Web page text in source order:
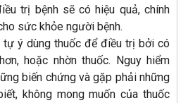
trị bệnh sẽ có hiệu quả, chính
sức khỏe người bệnh.
tự ý dùng thuốc để điều trị bởi có
hoặc nhờn thuốc. Nguy hiểm
biến chứng và gặp phải những
không mong muốn của thuốc